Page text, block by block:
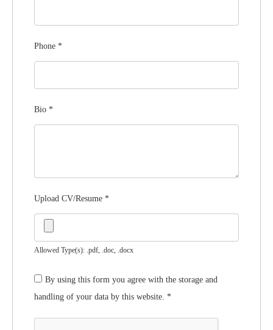
Phone *
Bio *
Upload CV/Resume *
Allowed Type(s): .pdf, .doc, .docx
By using this form you agree with the storage and
handling of your data by this website. *